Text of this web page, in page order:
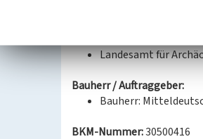
Reinhardt, Dirk/
Firma O. Ullrich,
Auflage, Beucha,
Landesamt für
Bauherr / Auftraggeber:
Bauherr:
BKM-Nummer:30500416